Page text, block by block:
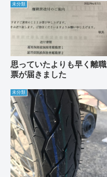
未分類
思っていたよりも早く離職
票が届きました
未分類